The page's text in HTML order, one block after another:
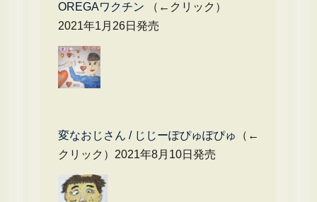
OREGAワクチン （←クリック）
2021年1月26日発売
変なおじさん / じじーぽぴゅぽぴゅ
（←
クリック）2021年8月10日発売